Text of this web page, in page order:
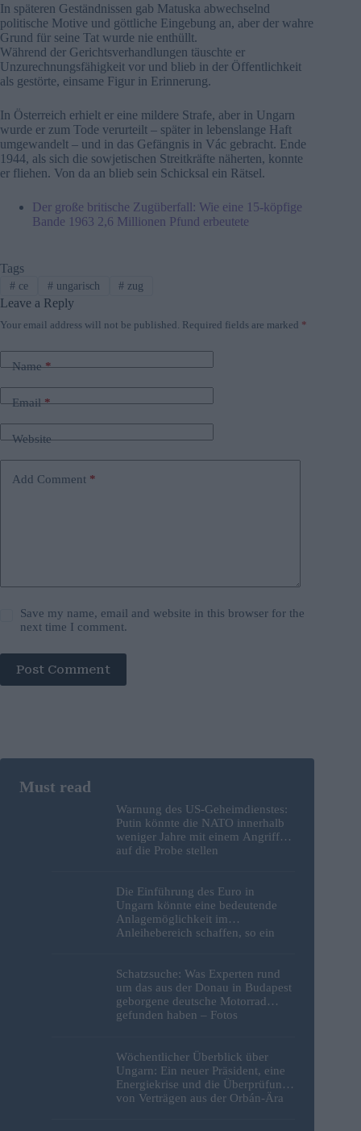
In späteren Geständnissen gab Matuska abwechselnd
politische Motive und göttliche Eingebung an, aber der wahre
Grund für seine Tat wurde nie enthüllt.
Während der Gerichtsverhandlungen täuschte er
Unzurechnungsfähigkeit vor und blieb in der Öffentlichkeit
als gestörte, einsame Figur in Erinnerung.
In Österreich erhielt er eine mildere Strafe, aber in Ungarn
wurde er zum Tode verurteilt – später in lebenslange Haft
umgewandelt – und in das Gefängnis in Vác gebracht. Ende
1944, als sich die sowjetischen Streitkräfte näherten, konnte
er fliehen. Von da an blieb sein Schicksal ein Rätsel.
Der große britische Zugüberfall: Wie eine 15-köpfige
Bande 1963 2,6 Millionen Pfund erbeutete
Tags
#ce #ungarisch # zug
Leave a Reply
Your email address will not be published. Required fields are marked *
Name*
Email*
Website
Add Comment *
Save my name, email and website in this browser for the
next time I comment.
Post Comment
Warnung des US-Geheimdienstes:
Putin könnte die NATO innerhalb
weniger Jahre mit einem Angriff
auf die Probe stellen
Die Einführung des Euro in
Ungarn könnte eine bedeutende
Anlagemöglichkeit im
Anleihebereich schaffen, so ein
Schatzsuche: Was Experten rund
um das aus der Donau in Budapest
geborgene deutsche Motorrad
gefunden haben – Fotos
Wöchentlicher Überblick über
Ungarn: Ein neuer Präsident, eine
Energiekrise und die Überprüfung
von Verträgen aus der Orbán-Ära